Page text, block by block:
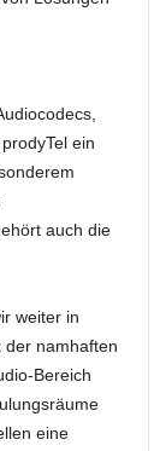
ein
auch die
weiter in
der namhaften
Bereich
eine